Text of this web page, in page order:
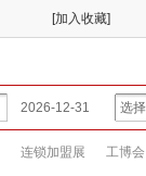
[加入收藏]
连锁加盟展 工博会